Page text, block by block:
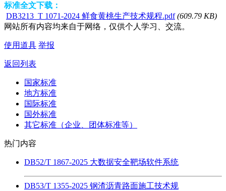
标准全文下载：
DB3213_T 1071-2024 鲜食黄桃生产技术规程.pdf (609.79 KB)
网站所有内容均来自于网络，仅供个人学习、交流。
使用道具 举报
返回列表
国家标准
地方标准
国际标准
国外标准
其它标准（企业、团体标准等）
热门内容
DB52/T 1867-2025 大数据安全靶场软件系统
DB53/T 1355-2025 钢渣沥青路面施工技术规